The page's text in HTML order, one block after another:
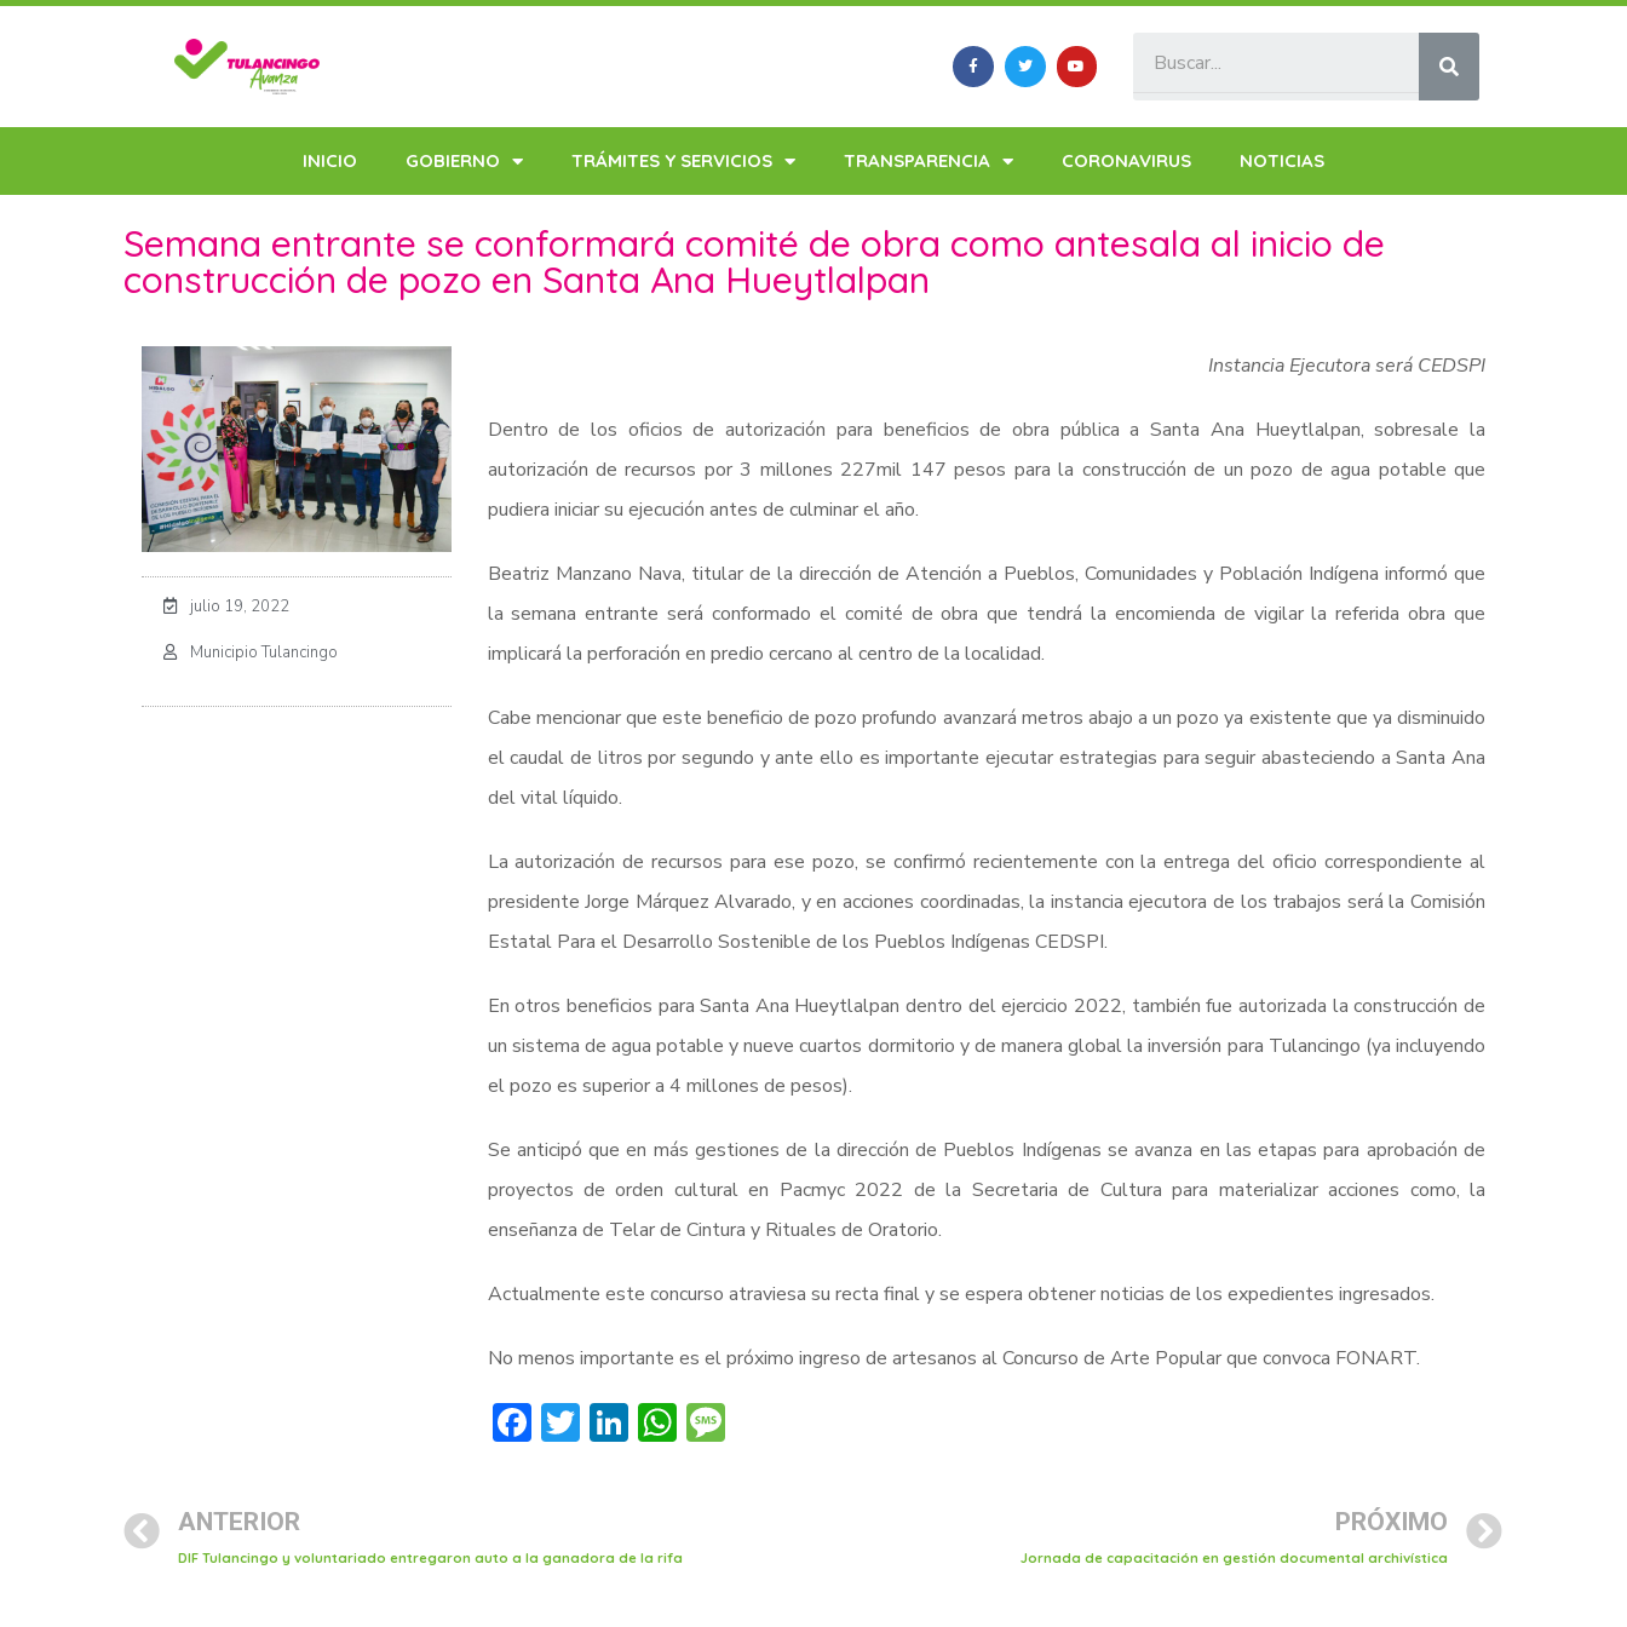
INICIO GOBIERNO TRÁMITES Y SERVICIOS TRANSPARENCIA CORONAVIRUS NOTICIAS
Semana entrante se conformará comité de obra como antesala al inicio de
construcción de pozo en Santa Ana Hueytlalpan
julio 19, 2022
Municipio Tulancingo
Instancia Ejecutora será CEDSPI
Dentro de los oficios de autorización para beneficios de obra pública a Santa Ana Hueytlalpan, sobresale la
autorización de recursos por 3 millones 227mil 147 pesos para la construcción de un pozo de agua potable que
pudiera iniciar su ejecución antes de culminar el año.
Beatriz Manzano Nava, titular de la dirección de Atención a Pueblos, Comunidades y Población Indígena informó que
la semana entrante será conformado el comité de obra que tendrá la encomienda de vigilar la referida obra que
implicará la perforación en predio cercano al centro de la localidad.
Cabe mencionar que este beneficio de pozo profundo avanzará metros abajo a un pozo ya existente que ya disminuido
el caudal de litros por segundo y ante ello es importante ejecutar estrategias para seguir abasteciendo a Santa Ana
del vital líquido.
La autorización de recursos para ese pozo, se confirmó recientemente con la entrega del oficio correspondiente al
presidente Jorge Márquez Alvarado, y en acciones coordinadas, la instancia ejecutora de los trabajos será la Comisión
Estatal Para el Desarrollo Sostenible de los Pueblos Indígenas CEDSPI.
En otros beneficios para Santa Ana Hueytlalpan dentro del ejercicio 2022, también fue autorizada la construcción de
un sistema de agua potable y nueve cuartos dormitorio y de manera global la inversión para Tulancingo (ya incluyendo
el pozo es superior a 4 millones de pesos).
Se anticipó que en más gestiones de la dirección de Pueblos Indígenas se avanza en las etapas para aprobación de
proyectos de orden cultural en Pacmyc 2022 de la Secretaria de Cultura para materializar acciones como, la
enseñanza de Telar de Cintura y Rituales de Oratorio.
Actualmente este concurso atraviesa su recta final y se espera obtener noticias de los expedientes ingresados.
No menos importante es el próximo ingreso de artesanos al Concurso de Arte Popular que convoca FONART.
Facebook
Twitter
LinkedIn
WhatsApp
Message
ANTERIOR
DIF Tulancingo y voluntariado entregaron auto a la ganadora de la rifa
PRÓXIMO
Jornada de capacitación en gestión documental archivística